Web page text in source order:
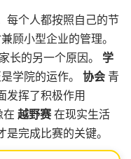
每个人都按照自己的节
顾小型企业的管理。
长的另一个原因。 学
学院的运作。 协会 青
发挥了积极作用
在 越野赛在现实生活
完成比赛的关键。